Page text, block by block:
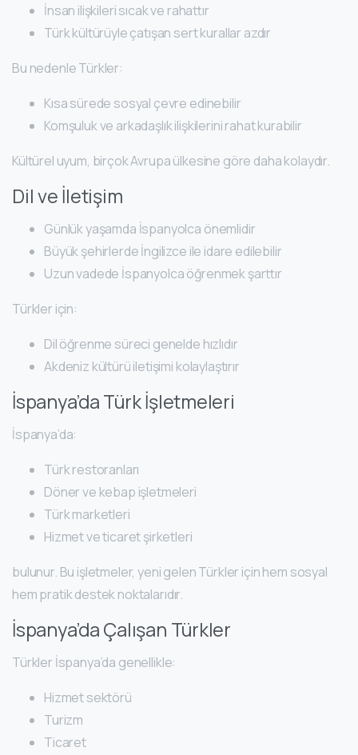
İnsan ilişkileri sıcak ve rahattır
Türk kültürüyle çatışan sert kurallar azdır
Bu nedenle Türkler:
Kısa sürede sosyal çevre edinebilir
Komşuluk ve arkadaşlık ilişkilerini rahat kurabilir
Kültürel uyum, birçok Avrupa ülkesine göre daha kolaydır.
Dil ve İletişim
Günlük yaşamda İspanyolca önemlidir
Büyük şehirlerde İngilizce ile idare edilebilir
Uzun vadede İspanyolca öğrenmek şarttır
Türkler için:
Dil öğrenme süreci genelde hızlıdır
Akdeniz kültürü iletişimi kolaylaştırır
İspanya’da Türk İşletmeleri
İspanya’da:
Türk restoranları
Döner ve kebap işletmeleri
Türk marketleri
Hizmet ve ticaret şirketleri
bulunur. Bu işletmeler, yeni gelen Türkler için hem sosyal
hem pratik destek noktalarıdır.
İspanya’da Çalışan Türkler
Türkler İspanya’da genellikle:
Hizmet sektörü
Turizm
Ticaret